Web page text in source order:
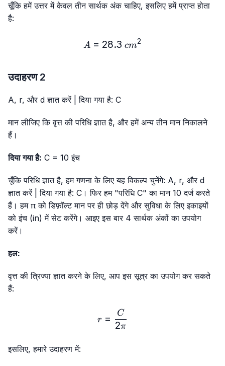
चूँकि हमें उत्तर में केवल तीन सार्थक अंक चाहिए, इसलिए हमें प्राप्त होता
है:
A = 28.3\ cm²
A = 28.3 cm2
उदाहरण 2
A, r, और d ज्ञात करें | दिया गया है: C
मान लीजिए कि वृत्त की परिधि ज्ञात है, और हमें अन्य तीन मान निकालने
हैं।
दिया गया है: C = 10 इंच
चूँकि परिधि ज्ञात है, हम गणना के लिए यह विकल्प चुनेंगे: A, r, और d
ज्ञात करें | दिया गया है: C। फिर हम "परिधि C" का मान 10 दर्ज करते
हैं। हम π को डिफ़ॉल्ट मान पर ही छोड़ देंगे और सुविधा के लिए इकाइयों
को इंच (in) में सेट करेंगे। आइए इस बार 4 सार्थक अंकों का उपयोग
करें।
हल:
वृत्त की त्रिज्या ज्ञात करने के लिए, आप इस सूत्र का उपयोग कर सकते
हैं:
r = \frac{C}{2π}
r =
2π
C
इसलिए, हमारे उदाहरण में: